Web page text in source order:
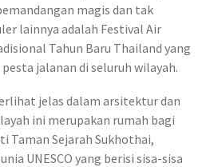
magis dan tak
lainnya adalah Festival Air
Tahun Baru Thailand yang
jalanan di seluruh wilayah.
jelas dalam arsitektur dan
ini merupakan rumah bagi
Taman Sejarah Sukhothai,
UNESCO yang berisi sisa-sisa